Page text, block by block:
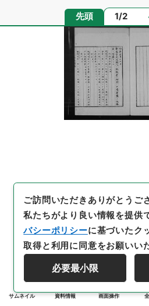
先頭 ページ
サムネイル 資料情報 画面操作
ご訪問いただきありがとうご
私たちがより良い情報を提供
バシーポリシーに基づいたク
取得と利用に同意をお願いい
必要最小限